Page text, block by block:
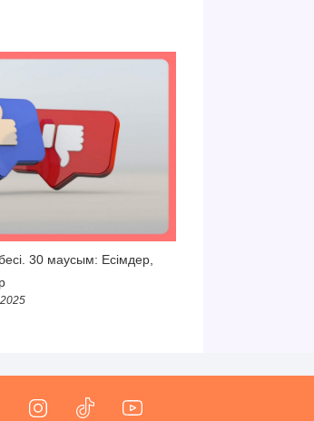
30 маусым: Есімдер,